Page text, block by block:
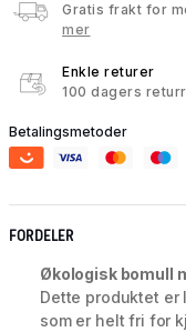
Gratis frakt for
mer
Enkle returer
100 dagers
Betalingsmetoder
FORDELER
Økologisk bomull
Dette produktet er
som er helt fri for